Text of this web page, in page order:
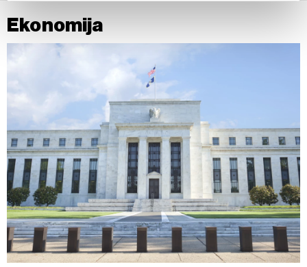
Zajednički voditelji obrade su HD-WIN ARENA SPORT
d.o.o. iPartneri.Više o podacima koje obrađujemo kao i o
vašim pravima pročitajte u našoj
kolačićima i drugim sličnim tehnologijama u
Kolačiće u bilo kojem trenutku možete ponovno ažurirati klikom
na „Prikaži detalje“. Privolu možete u bilo kojem trenutku
povući bez negativnih posljedica.
Ekonomija